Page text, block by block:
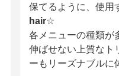
保てるように、使用
hair☆
各メニューの種類が
伸ばせない上質なト
ーもリーズナブルに